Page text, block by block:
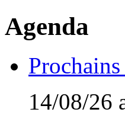
Agenda
14/08/26